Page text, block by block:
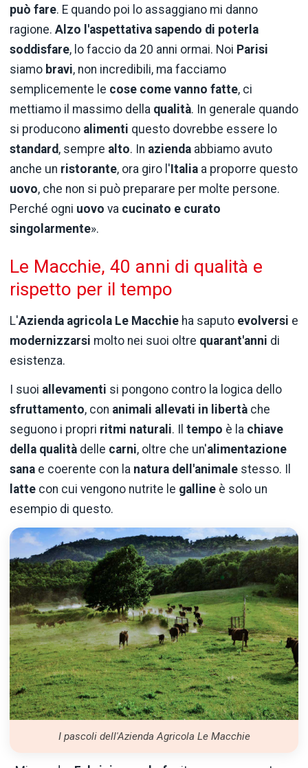
può fare. E quando poi lo assaggiano mi danno
ragione. Alzo l'aspettativa sapendo di poterla
soddisfare, lo faccio da 20 anni ormai. Noi Parisi
siamo bravi, non incredibili, ma facciamo
semplicemente le cose come vanno fatte, ci
mettiamo il massimo della qualità. In generale quando
si producono alimenti questo dovrebbe essere lo
standard, sempre alto. In azienda abbiamo avuto
anche un ristorante, ora giro l' Italia a proporre questo
uovo, che non si può preparare per molte persone.
Perché ogni uovo va cucinato e curato
singolarmente».
Le Macchie, 40 anni di qualità e
rispetto per il tempo
L'Azienda agricola Le Macchie ha saputo evolversi e
modernizzarsi molto nei suoi oltre quarant'anni di
esistenza.
I suoi allevamenti si pongono contro la logica dello
sfruttamento, con animali allevati in libertà che
seguono i propri ritmi naturali. Il tempo è la chiave
della qualità delle carni, oltre che un'alimentazione
sana e coerente con la natura dell'animale stesso. Il
latte con cui vengono nutrite le galline è solo un
esempio di questo.
I pascoli dell'Azienda Agricola Le Macchie